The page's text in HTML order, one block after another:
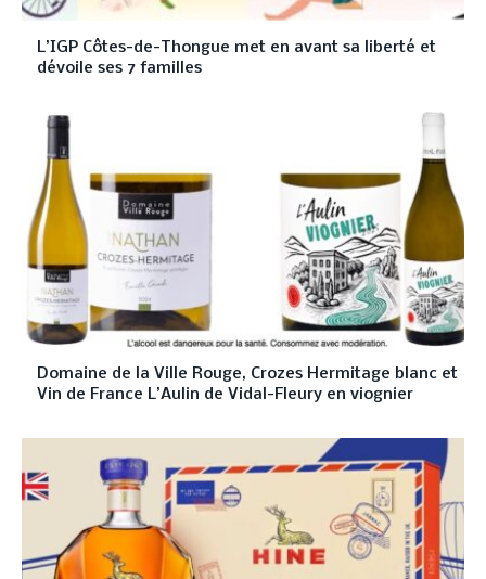
L’IGP Côtes-de-Thongue met en avant sa liberté et
dévoile ses 7 familles
Domaine de la Ville Rouge, Crozes Hermitage blanc et
Vin de France L’Aulin de Vidal-Fleury en viognier